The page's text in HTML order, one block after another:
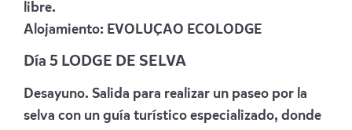
libre.
Alojamiento: EVOLUÇAO ECOLODGE
Día 5 LODGE DE SELVA
Desayuno. Salida para realizar un paseo por la
selva con un guía turístico especializado, donde